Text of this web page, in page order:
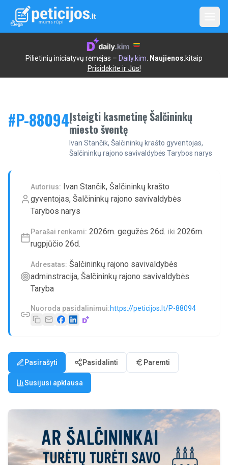
Pilietinių iniciatyvų rėmėjas – Daily.kim Naujienos .kitaip
Prisidėkite ir Jūs!
#P-88094Įsteigti kasmetinę Šalčininkų
miesto šventę
Ivan Stančik, Šalčininkų krašto gyventojas,
Šalčininkų rajono savivaldybės Tarybos narys
Autorius: Ivan Stančik, Šalčininkų krašto
gyventojas, Šalčininkų rajono savivaldybės
Tarybos narys
Parašai renkami: 2026m. gegužės 26d. iki 2026m.
rugpjūčio 26d.
Adresatas: Šalčininkų rajono savivaldybės
adminstracija, Šalčininkų rajono savivaldybės
Taryba
Nuoroda pasidalinimui:https://peticijos.lt/P-88094
Pasirašyti Pasidalinti Paremti
Susijusi apklausa